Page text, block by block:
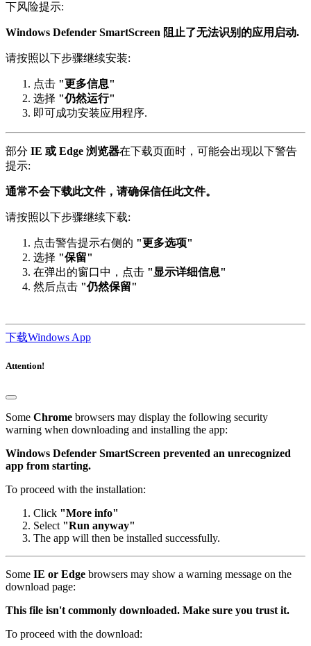
下风险提示:
Windows Defender SmartScreen 阻止了无法识别的应用启动.
请按照以下步骤继续安装:
点击 "更多信息"
选择 "仍然运行"
即可成功安装应用程序.
部分 IE 或 Edge 浏览器在下载页面时，可能会出现以下警告
提示:
通常不会下载此文件，请确保信任此文件。
请按照以下步骤继续下载:
点击警告提示右侧的 "更多选项"
选择 "保留"
在弹出的窗口中，点击 "显示详细信息"
然后点击 "仍然保留"
下载Windows App
Attention!
Some Chrome browsers may display the following security
warning when downloading and installing the app:
Windows Defender SmartScreen prevented an unrecognized
app from starting.
To proceed with the installation:
Click "More info"
Select "Run anyway"
The app will then be installed successfully.
Some IE or Edge browsers may show a warning message on the
download page:
This file isn't commonly downloaded. Make sure you trust it.
To proceed with the download: